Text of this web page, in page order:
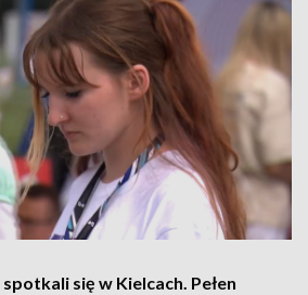
spotkali się w Kielcach. Pełen